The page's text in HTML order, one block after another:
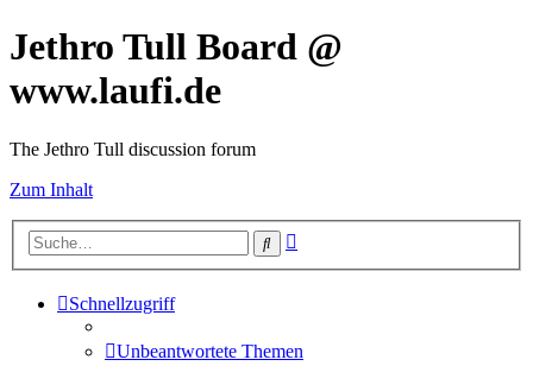
Jethro Tull Board @
www.laufi.de
The Jethro Tull discussion forum
Zum Inhalt
Suche
Schnellzugriff
Unbeantwortete Themen